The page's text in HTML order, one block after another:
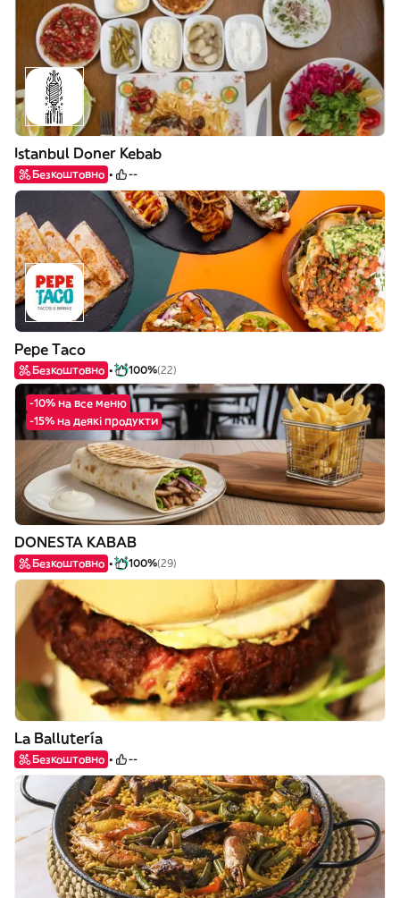
Istanbul Doner Kebab
Безкоштовно --
Pepe Taco
Безкоштовно 100%(22)
-10% на все меню
-15% на деякі продукти
DONESTA KABAB
Безкоштовно 100%(29)
La Ballutería
Безкоштовно --